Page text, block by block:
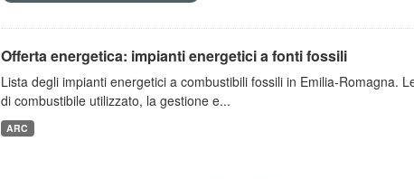
Offerta energetica: impianti energetici a fonti fossili
Lista degli impianti energetici a combustibili fossili in Emilia-Romagna.
di combustibile utilizzato, la gestione e...
ARC